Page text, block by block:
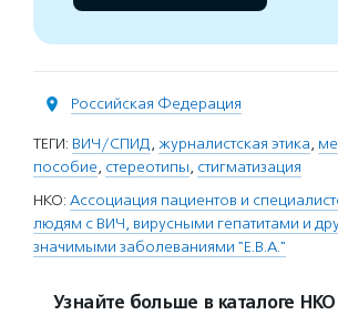
Российская Федерация
ТЕГИ: ВИЧ/СПИД, журналистская этика,
пособие, стереотипы, стигматизация
НКО: Ассоциация пациентов и
людям с ВИЧ, вирусными гепатитами и
значимыми заболеваниями "Е.В.А."
Узнайте больше в каталоге НКО